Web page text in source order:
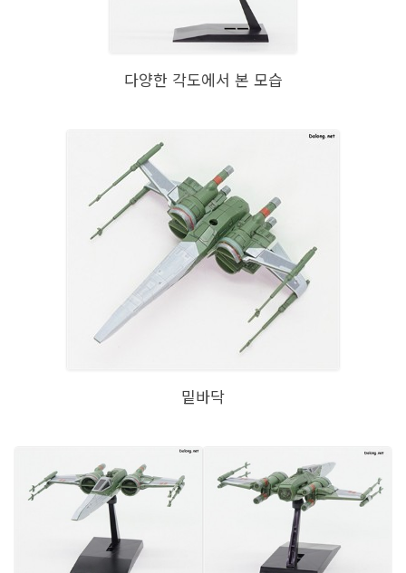
다양한 각도에서 본 모습
밑바닥